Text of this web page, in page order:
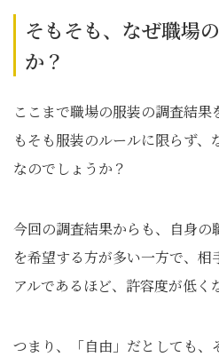
そもそも、なぜ職場
か？
ここまで職場の服装の調査結
もそも服装のルールに限らず
なのでしょうか？
今回の調査結果からも、自身の
を希望する方が多い一方で、相
アルであるほど、許容度が低く
つまり、「自由」だとしても、